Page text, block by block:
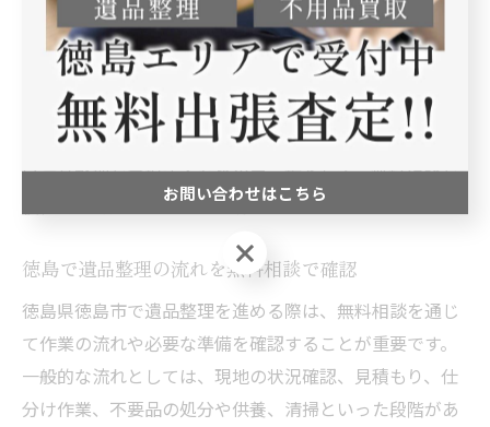
また、無料相談では、遺品整理の基本的な考え方や、家
族間での事前の話し合いの重要性、残しておきたい品物
のリストアップ方法なども教えてもらえます。後悔のな
い遺品整理を実現するための第一歩として、無料相談を
積極的に利用することが大切です。
徳島で遺品整理の流れを無料相談で確認
徳島県徳島市で遺品整理を進める際は、無料相談を通じ
て作業の流れや必要な準備を確認することが重要です。
一般的な流れとしては、現地の状況確認、見積もり、仕
分け作業、不要品の処分や供養、清掃といった段階があ
お問い合わせはこちら
お問い合わせはこちら